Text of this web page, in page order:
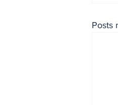
Posts